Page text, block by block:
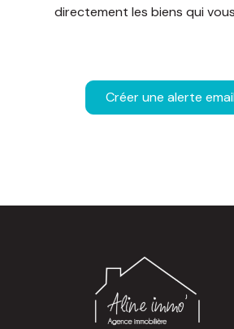
directement les biens qui
Créer une alerte email